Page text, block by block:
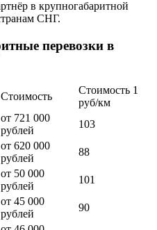
в крупногабаритной
СНГ.
перевозки в
Стоимость
Стоимость 1
руб/км
от 721 000
рублей
103
от 620 000
рублей
88
от 50 000
рублей
101
от 45 000
рублей
90